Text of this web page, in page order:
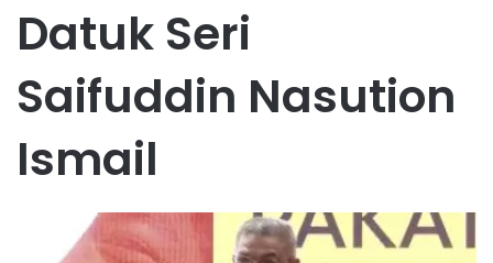
Datuk Seri
Saifuddin Nasution
Ismail